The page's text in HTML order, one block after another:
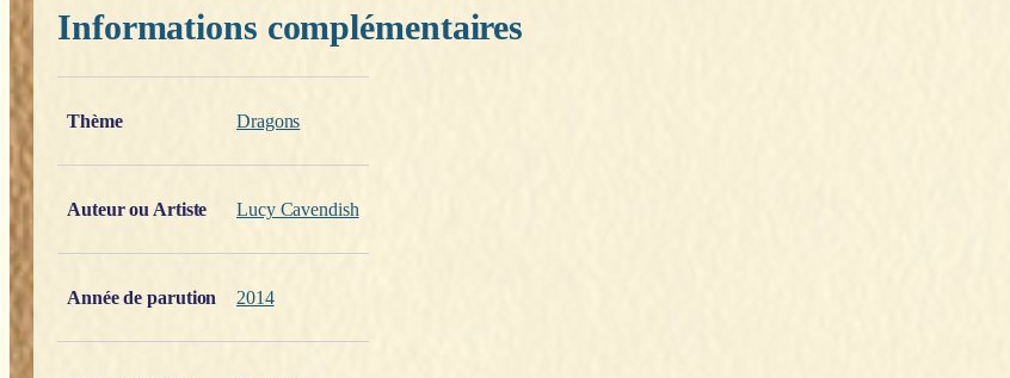
Informations complémentaires
Thème
Dragons
Auteur ou Artiste Lucy Cavendish
Année de parution 2014